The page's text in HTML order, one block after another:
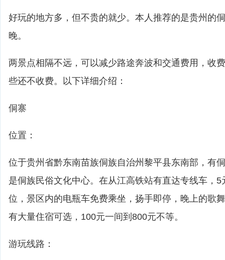
好玩的地方多，但不贵的就少。本人推荐的是贵州的
晚。
两景点相隔不远，可以减少路途奔波和交通费用，收
些还不收费。以下详细介绍：
侗寨
位置：
位于贵州省黔东南苗族侗族自治州黎平县东南部，有
是侗族民俗文化中心。在从江高铁站有直达专线车，
位，景区内的电瓶车免费乘坐，扬手即停，晚上的歌
有大量住宿可选，100元一间到800元不等。
游玩线路：